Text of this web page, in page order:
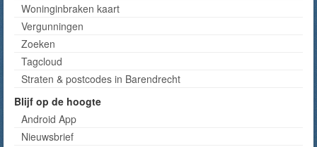
Woninginbraken kaart
Vergunningen
Zoeken
Tagcloud
Straten & postcodes in Barendrecht
Blijf op de hoogte
Android App
Nieuwsbrief